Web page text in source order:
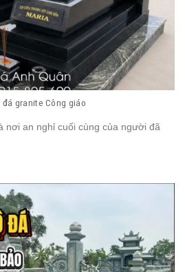
granite Công giáo
nơi an nghỉ cuối cùng của người đã